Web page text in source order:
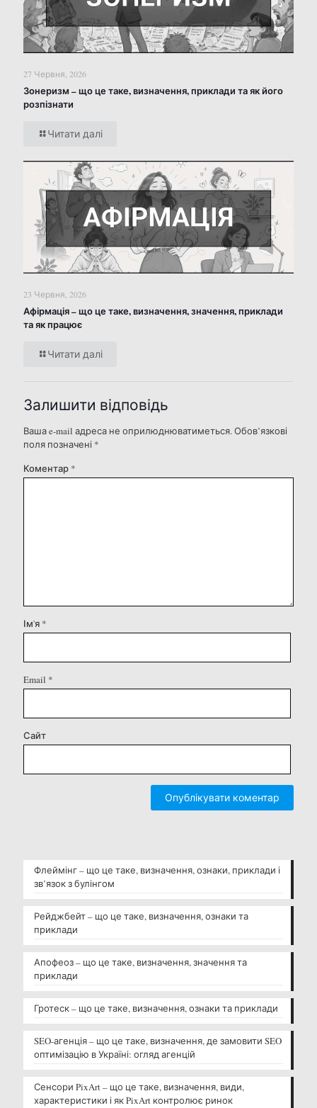
27 Червня, 2026
Зонеризм – що це таке, визначення, приклади та як його
розпізнати
Читати далі
23 Червня, 2026
Афірмація – що це таке, визначення, значення, приклади
та як працює
Читати далі
Залишити відповідь
Ваша e-mail адреса не оприлюднюватиметься.Обов’язкові
поля позначені *
Коментар *
Ім'я *
Email *
Сайт
Флеймінг – що це таке, визначення, ознаки, приклади і
зв’язок з булінгом
Рейджбейт – що це таке, визначення, ознаки та
приклади
Апофеоз – що це таке, визначення, значення та
приклади
Гротеск – що це таке, визначення, ознаки та приклади
SEO-агенція – що це таке, визначення, де замовити SEO
оптимізацію в Україні: огляд агенцій
Сенсори PixArt – що це таке, визначення, види,
характеристики і як PixArt контролює ринок